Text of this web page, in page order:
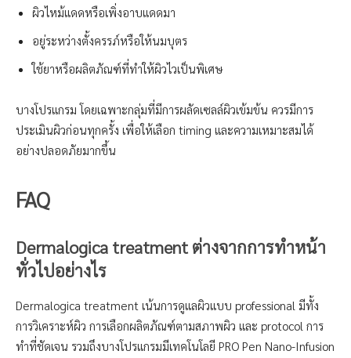
ผิวไหม้แดดหรือเพิ่งอาบแดดมา
อยู่ระหว่างตั้งครรภ์หรือให้นมบุตร
ใช้ยาหรือผลิตภัณฑ์ที่ทำให้ผิวไวเป็นพิเศษ
บางโปรแกรม โดยเฉพาะกลุ่มที่มีการผลัดเซลล์ผิวเข้มข้น ควรมีการ
ประเมินผิวก่อนทุกครั้ง เพื่อให้เลือก timing และความเหมาะสมได้
อย่างปลอดภัยมากขึ้น
FAQ
Dermalogica treatment ต่างจากการทำหน้า
ทั่วไปอย่างไร
Dermalogica treatment เน้นการดูแลผิวแบบ professional มีทั้ง
การวิเคราะห์ผิว การเลือกผลิตภัณฑ์ตามสภาพผิว และ protocol การ
ทำที่ชัดเจน รวมถึงบางโปรแกรมมีเทคโนโลยี PRO Pen Nano-Infusion